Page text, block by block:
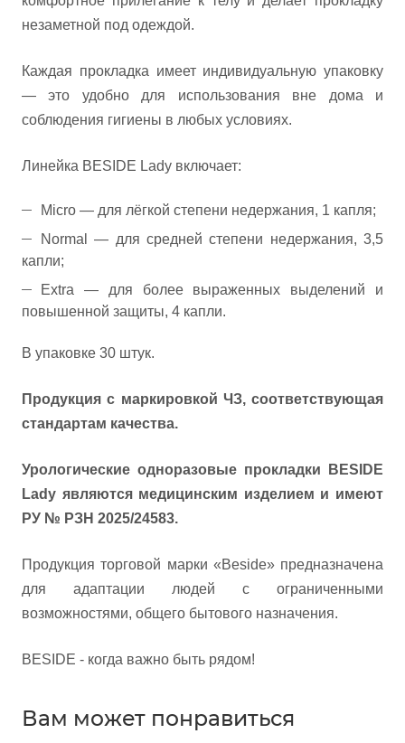
незаметной под одеждой.
Каждая прокладка имеет индивидуальную упаковку
— это удобно для использования вне дома и
соблюдения гигиены в любых условиях.
Линейка BESIDE Lady включает:
Micro — для лёгкой степени недержания, 1 капля;
Normal — для средней степени недержания, 3,5
капли;
Extra — для более выраженных выделений и
повышенной защиты, 4 капли.
В упаковке 30 штук.
Продукция с маркировкой ЧЗ, соответствующая
стандартам качества.
Урологические одноразовые прокладки BESIDE
Lady являются медицинским изделием и имеют
РУ № РЗН 2025/24583.
Продукция торговой марки «Beside» предназначена
для адаптации людей с ограниченными
возможностями, общего бытового назначения.
BESIDE - когда важно быть рядом!
Вам может понравиться